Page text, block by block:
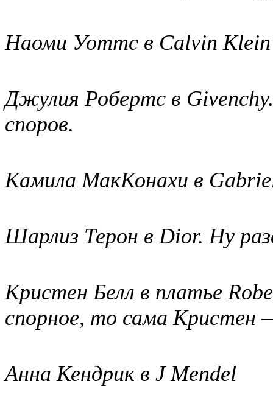
Наоми Уоттс в Calvin Klein
Джулия Робертс в
споров.
Камила МакКонахи в
Шарлиз Терон в Dior. Ну
Кристен Белл в платье
спорное, то сама Кристен
Анна Кендрик в J Mendel